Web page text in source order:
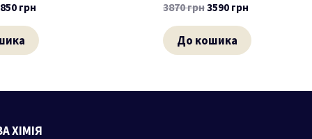
грн 3870грн3590 грн
До кошика
ХІМІЯ